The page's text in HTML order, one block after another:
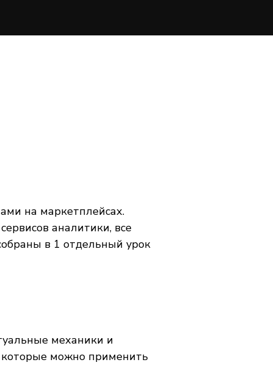
на маркетплейсах.
аналитики, все
в 1 отдельный урок
механики и
которые можно применить